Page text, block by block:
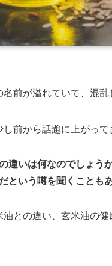
前が溢れていて、混乱
前から話題に上がって
違いは何なのでしょう
という噂を聞くことも
との違い、玄米油の